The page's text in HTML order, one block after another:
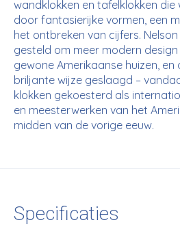
wandklokken en tafelklokken
door fantasierijke vormen, een
het ontbreken van cijfers.
gesteld om meer modern
gewone Amerikaanse huizen, en
briljante wijze geslaagd –
klokken gekoesterd als
en meesterwerken van het
midden van de vorige eeuw.
Specificaties